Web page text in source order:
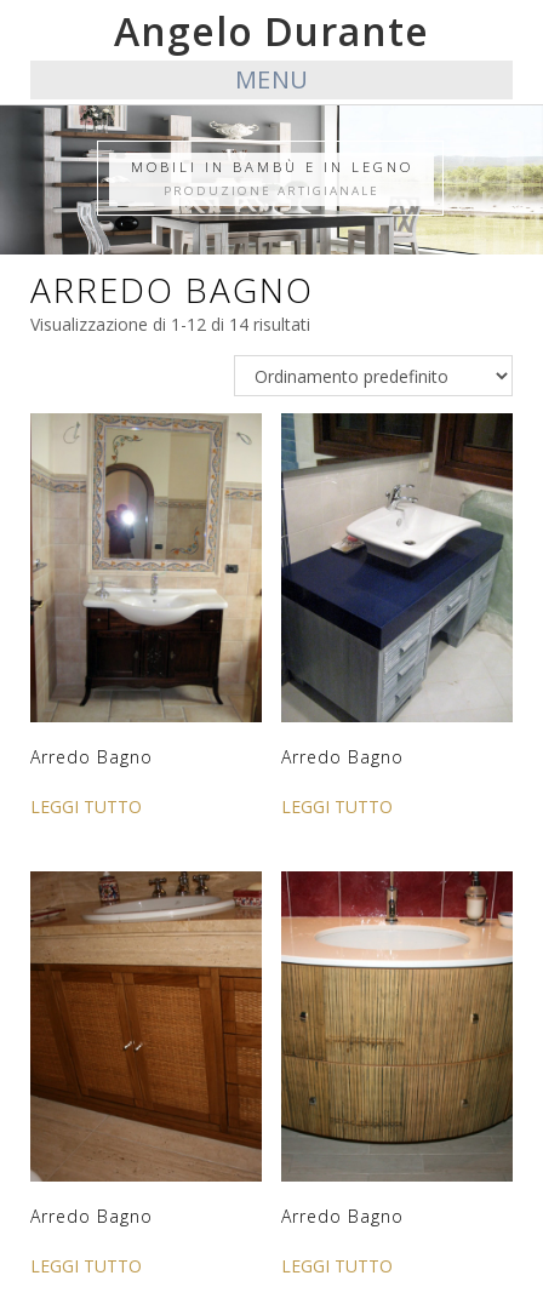
Angelo Durante
MENU
MOBILI IN BAMBÙ E IN LEGNO
PRODUZIONE ARTIGIANALE
ARREDO BAGNO
Visualizzazione di 1-12 di 14 risultati
Arredo Bagno
LEGGI TUTTO
Arredo Bagno
LEGGI TUTTO
Arredo Bagno
LEGGI TUTTO
Arredo Bagno
LEGGI TUTTO